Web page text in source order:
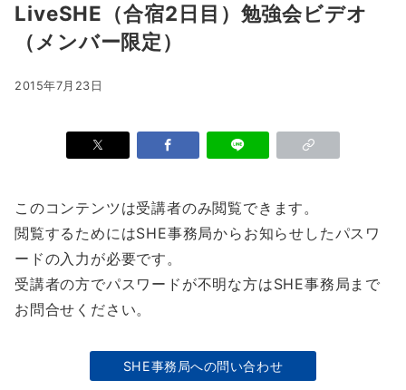
LiveSHE（合宿2日目）勉強会ビデオ
（メンバー限定）
2015年7月23日
このコンテンツは受講者のみ閲覧できます。
閲覧するためにはSHE事務局からお知らせしたパスワ
ードの入力が必要です。
受講者の方でパスワードが不明な方はSHE事務局まで
お問合せください。
SHE事務局への問い合わせ